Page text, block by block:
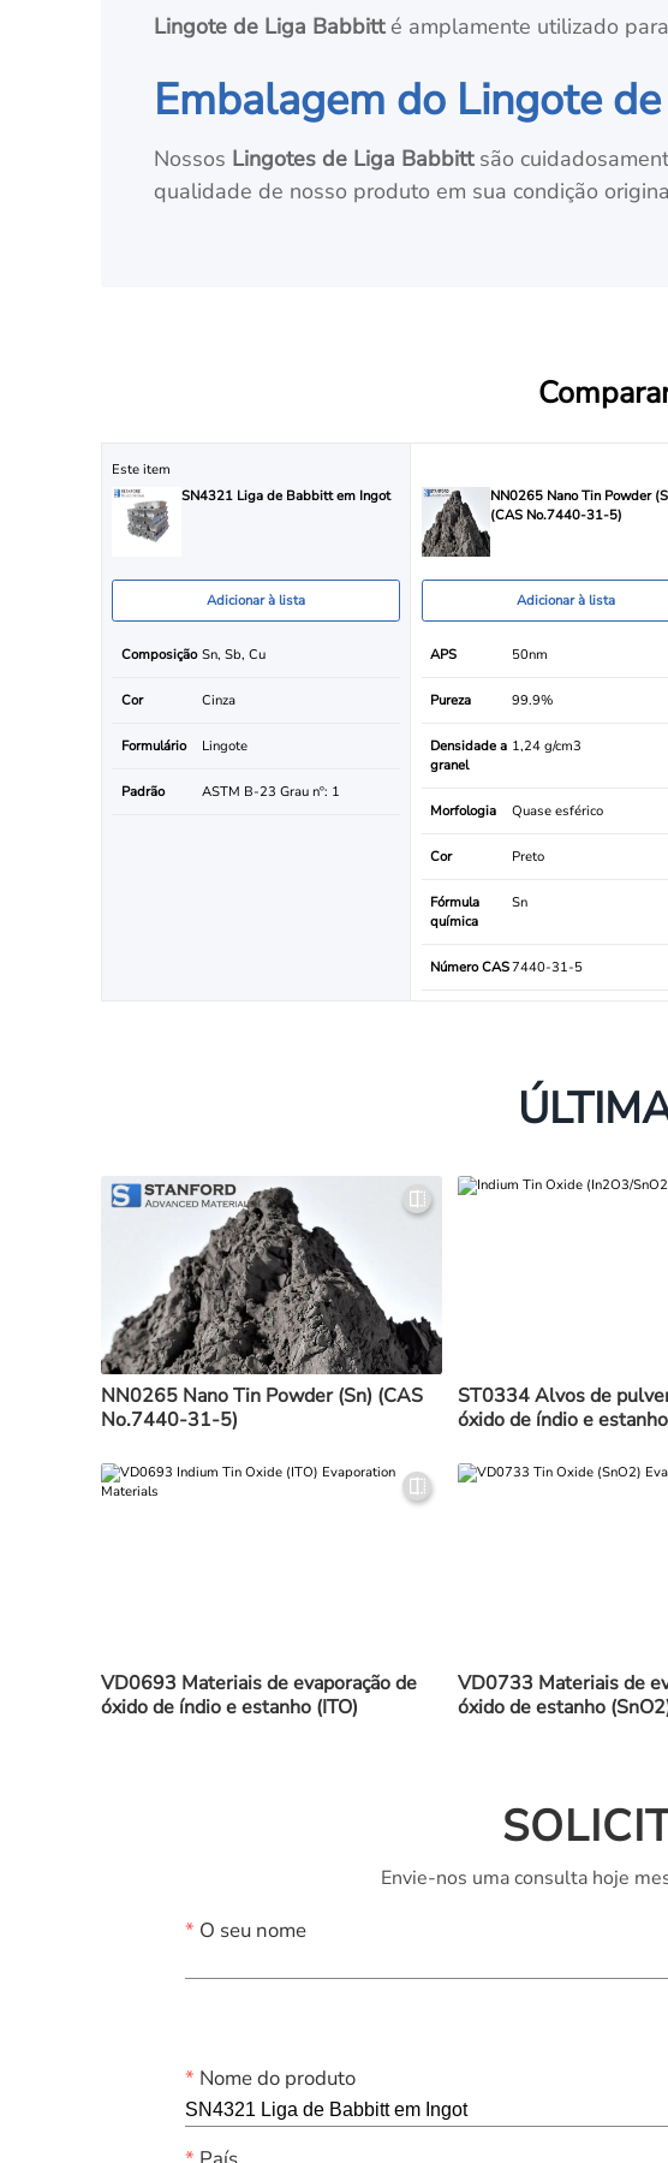
Lingote de Liga Babbitté amplamente utilizado
Embalagem do Lingote
Nossos Lingotes de Liga Babbittsão
qualidade de nosso produto em sua condição
Este item
SN4321 Liga de Babbitt em Ingot
Adicionar à lista
Composição Sn, Sb, Cu
Cor Cinza
Formulário Lingote
Padrão ASTM B-23 Grau nº: 1
NN0265 Nano Tin Powder
(CAS No.7440-31-5)
Adicionar à lista
APS 50nm
Pureza 99.9%
Densidade a
granel
1,24 g/cm3
Morfologia Quase esférico
Cor Preto
Fórmula
química
Sn
Número CAS7440-31-5
NN0265 Nano Tin Powder (Sn) (CAS
No.7440-31-5)
ST0334 Alvos de
óxido de índio e
VD0693 Materiais de evaporação de
óxido de índio e estanho (ITO)
VD0733 Materiais de
óxido de estanho
Envie-nos uma consulta hoje
* O seu nome
* Nome do produto